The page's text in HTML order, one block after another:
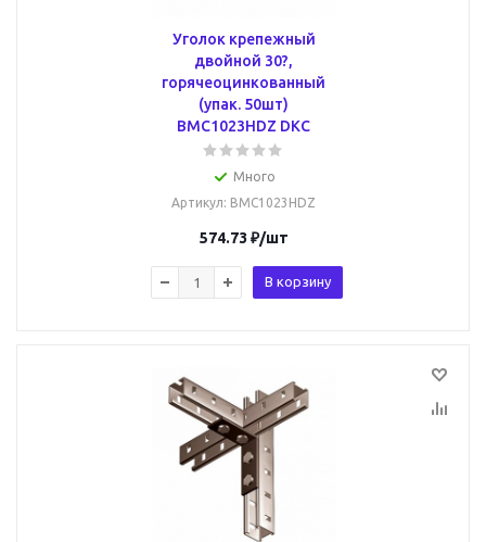
Уголок крепежный
двойной 30?,
горячеоцинкованный
(упак. 50шт)
BMC1023HDZ DKC
Много
Артикул: BMC1023HDZ
574.73 ₽/шт
В корзину